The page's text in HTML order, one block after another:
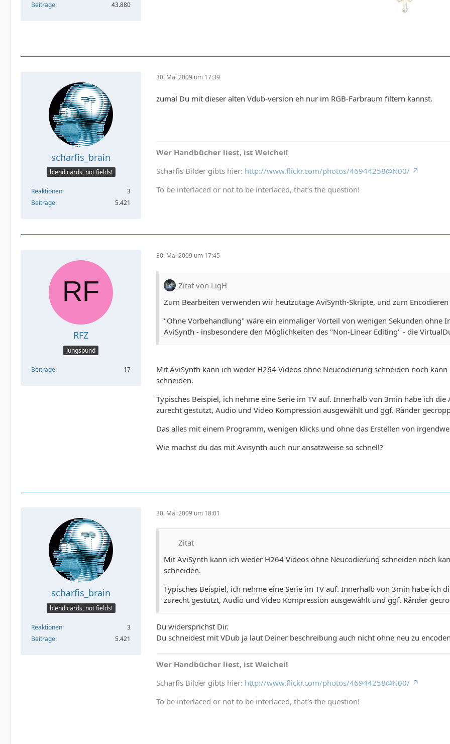
Beiträge
43.880
scharfis_brain
blend cards, not fields!
Reaktionen
3
Beiträge
5.421
30. Mai 2009 um 17:39
zumal Du mit dieser alten Vdub-version eh nur im RGB-Farbraum filtern kannst.
Wer Handbücher liest, ist Weichei!
Scharfis Bilder gibts hier: http://www.flickr.com/photos/46944258@N00/
To be interlaced or not to be interlaced, that's the question!
RFZ
Jungspund
Beiträge 17
30. Mai 2009 um 17:45
Zitat von LigH
Zum Bearbeiten verwenden wir heutzutage AviSynth-Skripte, und zum
"Ohne Vorbehandlung" wäre ein einmaliger Vorteil von wenigen Sekunden ohne
AviSynth - insbesondere den Möglichkeiten des "Non-Linear Editing" - die
Mit AviSynth kann ich weder H264 Videos ohne Neucodierung schneiden noch
schneiden.
Typisches Beispiel, ich nehme eine Serie im TV auf. Innerhalb von 3min habe ich
zurecht gestutzt, Audio und Video Kompression ausgewählt und ggf. Ränder
Das alles mit einem Programm, wenigen Klicks und ohne das Erstellen von
Wie machst du das mit Avisynth auch nur ansatzweise so schnell?
scharfis_brain
blend cards, not fields!
Reaktionen
3
Beiträge
5.421
30. Mai 2009 um 18:01
Zitat
Mit AviSynth kann ich weder H264 Videos ohne Neucodierung schneiden noch
schneiden.
Typisches Beispiel, ich nehme eine Serie im TV auf. Innerhalb von 3min habe ich
zurecht gestutzt, Audio und Video Kompression ausgewählt und ggf. Ränder
Du widersprichst Dir.
Du schneidest mit VDub ja laut Deiner beschreibung auch nicht ohne neu zu
Wer Handbücher liest, ist Weichei!
Scharfis Bilder gibts hier: http://www.flickr.com/photos/46944258@N00/
To be interlaced or not to be interlaced, that's the question!